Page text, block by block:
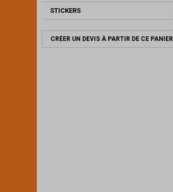
STICKERS
CRÉER UN DEVIS À PARTIR DE CE PANIER